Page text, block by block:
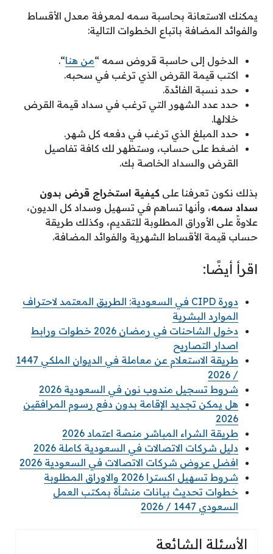
يمكنك الاستعانة بحاسبة سمه لمعرفة معدل الأقساط
والفوائد المضافة باتباع الخطوات التالية:
الدخول إلى حاسبة قروض سمه “من هنا“.
اكتب قيمة القرض الذي ترغب في سحبه.
حدد نسبة الفائدة.
حدد عدد الشهور التي ترغب في سداد قيمة القرض
خلالها.
حدد المبلغ الذي ترغب في دفعه كل شهر.
اضغط على حساب، وستظهر لك كافة تفاصيل
القرض والسداد الخاصة بك.
بذلك نكون تعرفنا على كيفية استخراج قرض بدون
سداد سمه، وأنها تساهم في تسهيل وسداد كل الديون،
علاوةً على الأوراق المطلوبة للتقديم، وكذلك طريقة
حساب قيمة الأقساط الشهرية والفوائد المضافة.
اقرأ أيضًا:
دورة CIPD في السعودية: الطريق المعتمد لاحتراف
الموارد البشرية
دخول الشاحنات في رمضان 2026 خطوات ورابط
اصدار التصاريح
طريقة الاستعلام عن معاملة في الديوان الملكي 1447
/ 2026
شروط تسجيل مندوب نون في السعودية 2026
هل يمكن تجديد الإقامة بدون دفع رسوم المرافقين
2026
طريقة الشراء المباشر منصة اعتماد 2026
دليل شركات الاتصالات في السعودية كاملة 2026
افضل عروض شركات الاتصالات في السعودية 2026
شروط تسهيل اكسترا 2026 والاوراق المطلوبة
خطوات تحديث بيانات منشأة بمكتب العمل
السعودي 1447 / 2026
الأسئلة الشائعة